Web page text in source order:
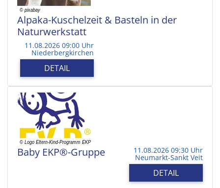
Alpaka-Kuschelzeit & Basteln in der
Naturwerkstatt
11.08.2026 09:00 Uhr
Niederbergkirchen
DETAIL
Baby EKP®-Gruppe 11.08.2026 09:30 Uhr
Neumarkt-Sankt Veit
DETAIL